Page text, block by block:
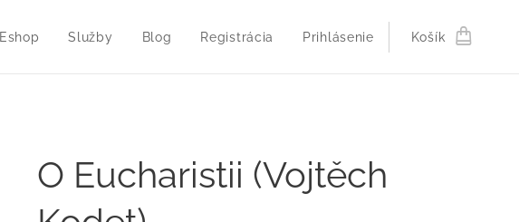
Eshop Služby Blog Registrácia Prihlásenie Košík
O Eucharistii (Vojtěch